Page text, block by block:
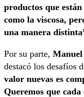
productos que
como la viscosa,
una manera
Por su parte,
destacó los desafíos
valor nuevas es
Queremos que